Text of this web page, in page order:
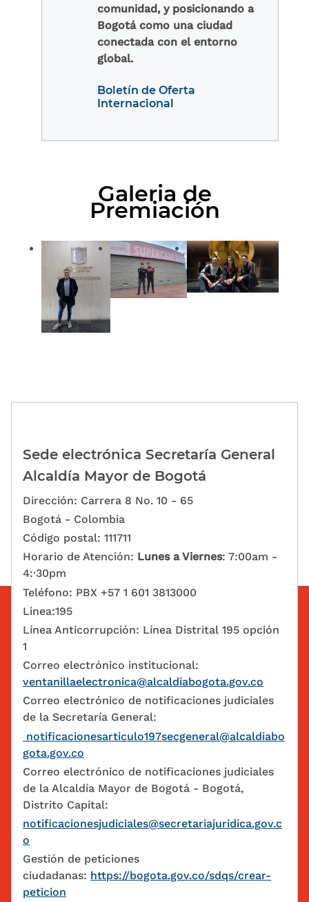
comunidad, y posicionando a
Bogotá como una ciudad
conectada con el entorno
global.​
Boletín de Oferta
Internacional
Galeria de
Premiación
Sede electrónica Secretaría General
Alcaldía Mayor de Bogotá
Dirección: Carrera 8 No. 10 - 65
Bogotá - Colombia
Código postal: 111711
Horario de Atención: Lunes a Viernes: 7:00am -
4:·30pm
Teléfono: PBX +57 1 601 3813000
Linea:195
Línea Anticorrupción: Línea Distrital 195 opción
1
Correo electrónico institucional:
ventanillaelectronica@alcaldiabogota.gov.co
Correo electrónico de notificaciones judiciales
de la Secretaría General:
notificacionesarticulo197secgeneral@alcaldiabo
gota.gov.co
Correo electrónico de notificaciones judiciales
de la Alcaldía Mayor de Bogotá - Bogotá,
Distrito Capital:
notificacionesjudiciales@secretariajuridica.gov.c
o
Gestión de peticiones
ciudadanas: https://bogota.gov.co/sdqs/crear-
peticion